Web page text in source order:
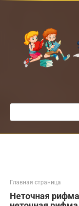
Поиск:
Главная страница
Неточная